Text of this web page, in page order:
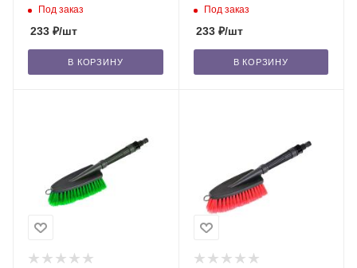
клапаном, голубая /30
Под заказ
233 ₽/шт
В КОРЗИНУ
клапаном, желтая /30
Под заказ
233₽/шт
В КОРЗИНУ